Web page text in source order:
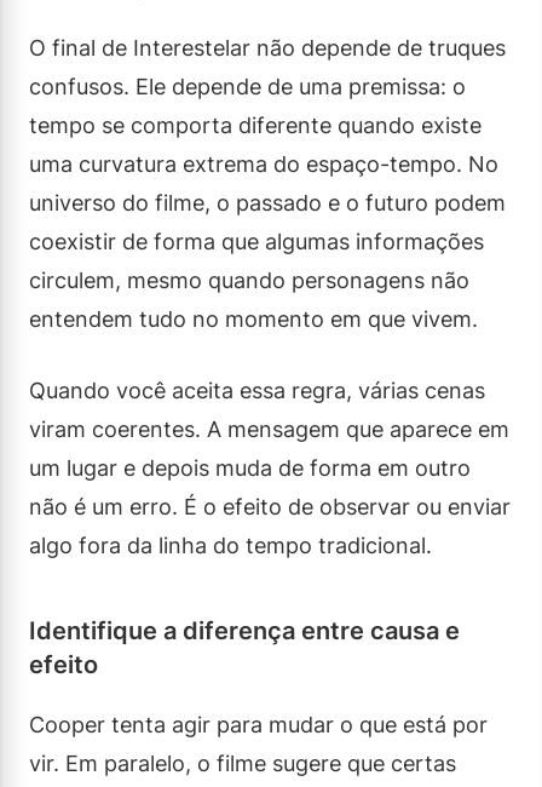
O final de Interestelar não depende de truques
confusos. Ele depende de uma premissa: o
tempo se comporta diferente quando existe
uma curvatura extrema do espaço-tempo. No
universo do filme, o passado e o futuro podem
coexistir de forma que algumas informações
circulem, mesmo quando personagens não
entendem tudo no momento em que vivem.
Quando você aceita essa regra, várias cenas
viram coerentes. A mensagem que aparece em
um lugar e depois muda de forma em outro
não é um erro. É o efeito de observar ou enviar
algo fora da linha do tempo tradicional.
Identifique a diferença entre causa e
efeito
Cooper tenta agir para mudar o que está por
vir. Em paralelo, o filme sugere que certas